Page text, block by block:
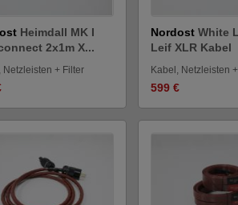
Heimdall MK I
2x1m X...
Netzleisten + Filter
Nordost White
Leif XLR Kabel
Kabel, Netzleisten
599 €